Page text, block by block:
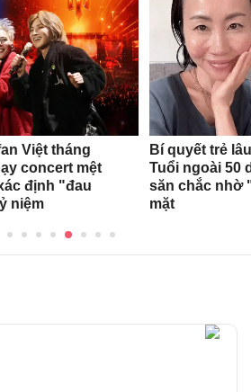
Việt tháng
concert mệt
định "đau
niệm
Bí quyết trẻ
Tuổi ngoài 50
săn chắc nhờ
mặt